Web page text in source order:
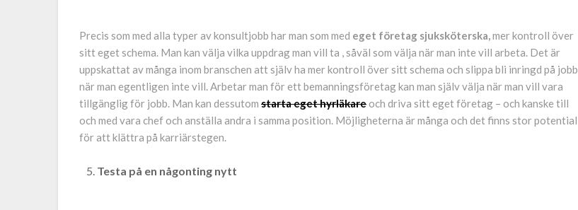
Precis som med alla typer av konsultjobb har man som med eget företag sjuksköterska,mer kontroll över
sitt eget schema. Man kan välja vilka uppdrag man vill ta , såväl som välja när man inte vill arbeta. Det är
uppskattat av många inom branschen att själv ha mer kontroll över sitt schema och slippa bli inringd på jobb
när man egentligen inte vill. Arbetar man för ett bemanningsföretag kan man själv välja när man vill vara
tillgänglig för jobb. Man kan dessutom starta eget hyrläkare och driva sitt eget företag – och kanske till
och med vara chef och anställa andra i samma position. Möjligheterna är många och det finns stor potential
för att klättra på karriärstegen.
Testa på en någonting nytt